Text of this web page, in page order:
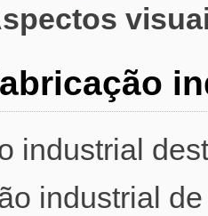
industrial
industrial